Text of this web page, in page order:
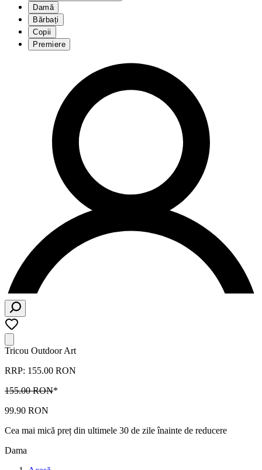
Damă
Bărbați
Copii
Premiere
Tricou Outdoor Art
RRP: 155.00 RON
155.00 RON*
99.90 RON
Cea mai mică preț din ultimele 30 de zile înainte de reducere
Dama